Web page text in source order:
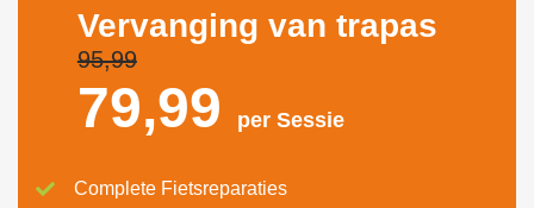
Vervanging van trapas
95,99
79,99 per Sessie
Complete Fietsreparaties